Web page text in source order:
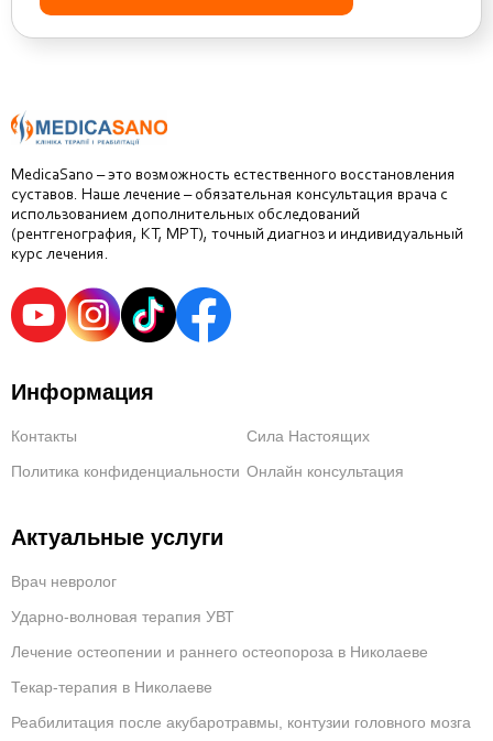
MedicaSano – это возможность естественного восстановления
суставов. Наше лечение – обязательная консультация врача с
использованием дополнительных обследований
(рентгенография, КТ, МРТ), точный диагноз и индивидуальный
курс лечения.
Информация
Контакты
Сила Настоящих
Политика конфиденциальности Онлайн консультация
Актуальные услуги
Врач невролог
Ударно-волновая терапия УВТ
Лечение остеопении и раннего остеопороза в Николаеве
Текар-терапия в Николаеве
Реабилитация после акубаротравмы, контузии головного мозга